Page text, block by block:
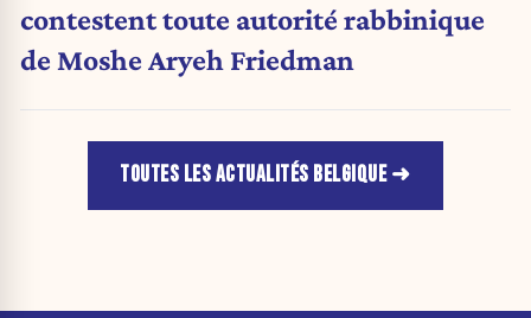
contestent toute autorité rabbinique
de Moshe Aryeh Friedman
TOUTES LES ACTUALITÉS BELGIQUE